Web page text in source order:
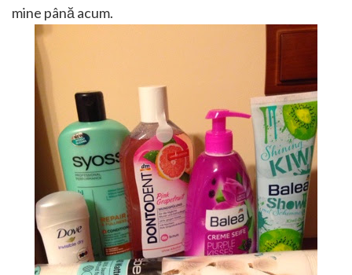
mine până acum.